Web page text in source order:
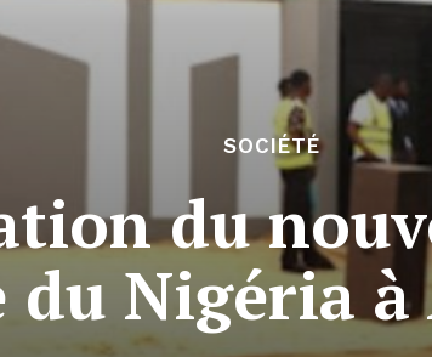
SOCIÉTÉ
du
du Nigéria